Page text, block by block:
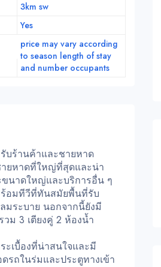
3km sw
Yes
price may vary according
to season length of stay
and number occupants
บร้านค้าและชายหาด
ยหาดที่ใหญ่ที่สุดและน่า
นาดใหญ่และบริการอื่น ๆ
ร้อมทีวีที่ทันสมัยพื้นที่รับ
มระบาย นอกจากนี้ยังมี
ม 3 เตียงคู่ 2 ห้องน้ำ
ะเบื้องที่น่าสนใจและมี
รถในร่มและประตูทางเข้า